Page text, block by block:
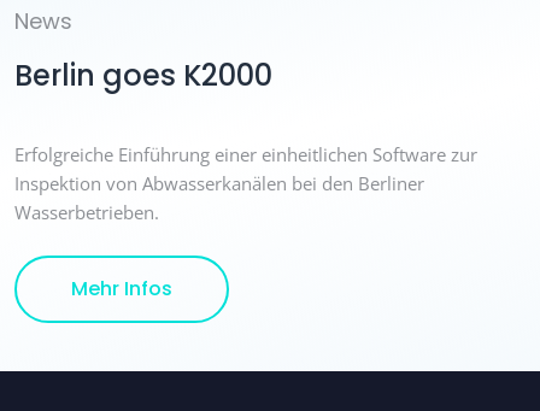
News
Berlin goes K2000
Erfolgreiche Einführung einer einheitlichen Software zur
Inspektion von Abwasserkanälen bei den Berliner
Wasserbetrieben.
Mehr Infos Details